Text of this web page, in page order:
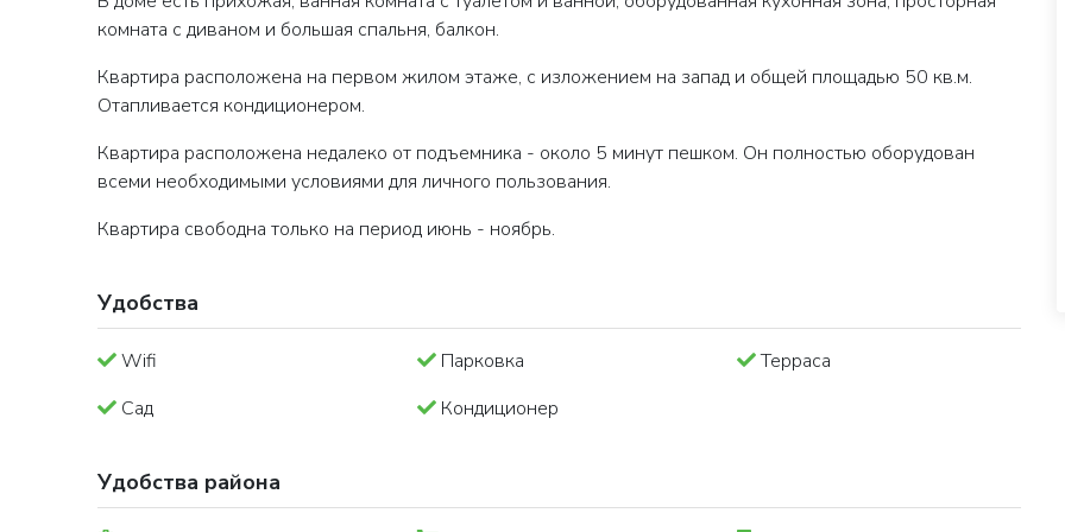
комната с диваном и большая спальня, балкон.
Квартира расположена на первом жилом этаже, с изложением на запад и общей площадью 50 кв.м.
Отапливается кондиционером.
Квартира расположена недалеко от подъемника - около 5 минут пешком. Он полностью оборудован
всеми необходимыми условиями для личного пользования.
Квартира свободна только на период июнь - ноябрь.
Удобства
Wifi Парковка
Терраса
Сад
Кондиционер
Удобства района